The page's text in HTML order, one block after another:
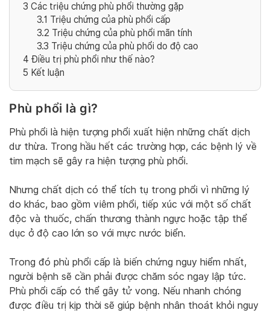
3 Các triệu chứng phù phổi thường gặp
3.1 Triệu chứng của phù phổi cấp
3.2 Triệu chứng của phù phổi mãn tính
3.3 Triệu chứng của phù phổi do độ cao
4 Điều trị phù phổi như thế nào?
5 Kết luận
Phù phổi là gì?
Phù phổi là hiện tượng phổi xuất hiện những chất dịch
dư thừa. Trong hầu hết các trường hợp, các bệnh lý về
tim mạch sẽ gây ra hiện tượng phù phổi.
Nhưng chất dịch có thể tích tụ trong phổi vì những lý
do khác, bao gồm viêm phổi, tiếp xúc với một số chất
độc và thuốc, chấn thương thành ngực hoặc tập thể
dục ở độ cao lớn so với mực nước biển.
Trong đó phù phổi cấp là biến chứng nguy hiểm nhất,
người bệnh sẽ cần phải được chăm sóc ngay lập tức.
Phù phổi cấp có thể gây tử vong. Nếu nhanh chóng
được điều trị kịp thời sẽ giúp bệnh nhân thoát khỏi nguy